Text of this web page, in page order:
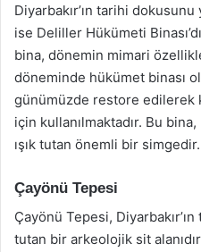
Diyarbakır’ın tarihi
ise Deliller Hükümeti
bina, dönemin mimari
döneminde hükümet binası
günümüzde restore
için kullanılmaktadır. Bu
ışık tutan önemli bir simgedir.
Çayönü Tepesi
Çayönü Tepesi,
tutan bir arkeolojik sit